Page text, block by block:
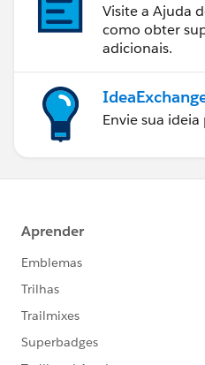
Visite a Ajuda
como obter
adicionais.
Envie sua